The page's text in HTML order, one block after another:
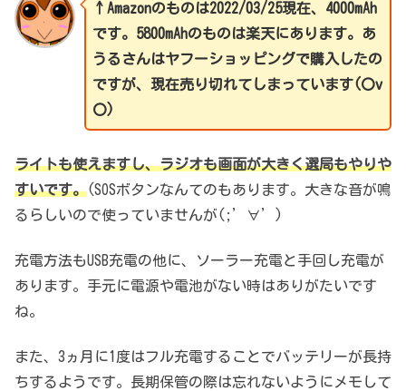
↑Amazonのものは2022/03/25現在、4000mAh
です。5800mAhのものは楽天にあります。あ
うるさんはヤフーショッピングで購入したの
ですが、現在売り切れてしまっています(〇v
〇)
ライトも使えますし、ラジオも画面が大きく選局もやりや
すいです。(SOSボタンなんてのもあります。大きな音が鳴
るらしいので使っていませんが(;’∀’)
充電方法もUSB充電の他に、ソーラー充電と手回し充電が
あります。手元に電源や電池がない時はありがたいです
ね。
また、3ヵ月に1度はフル充電することでバッテリーが長持
ちするようです。長期保管の際は忘れないようにメモして